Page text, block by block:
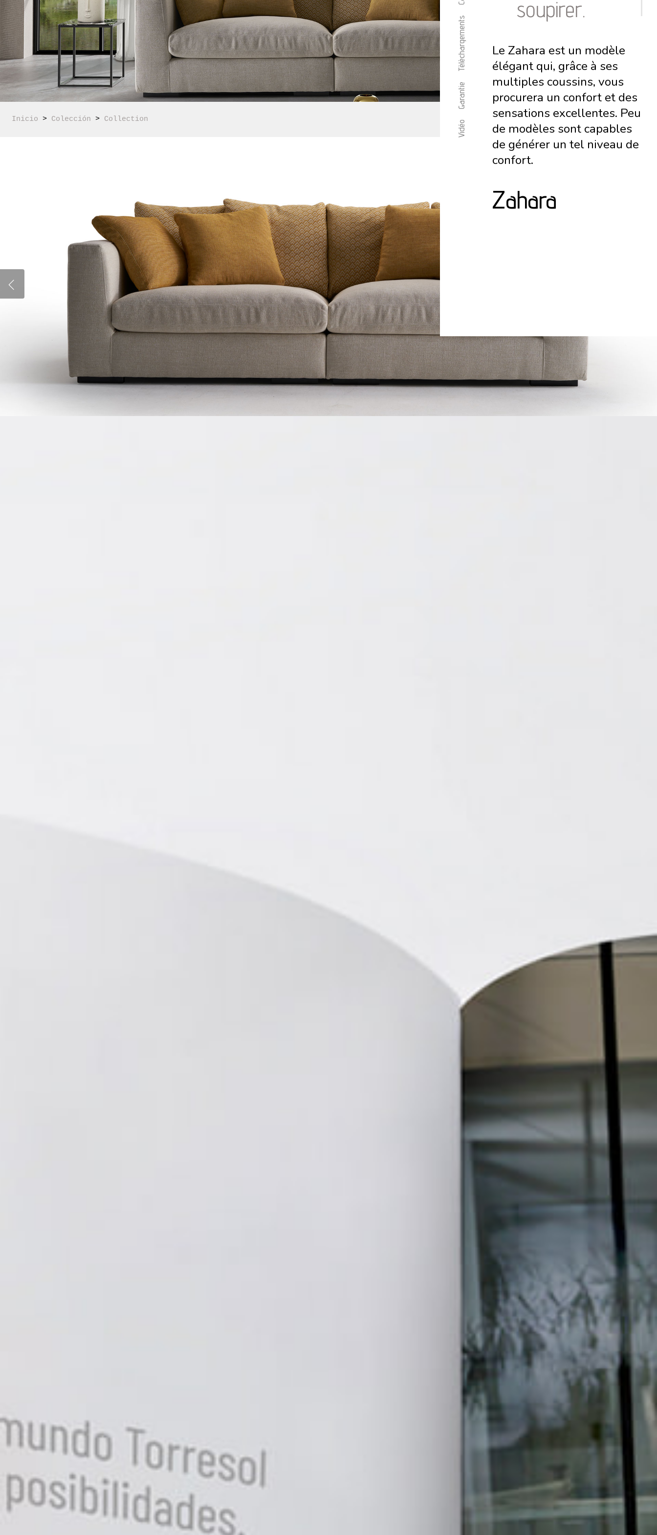
Inicio > Colección > Collection
Tèlèchargements
Garantie
Vidéo
soupirer.
Le Zahara est un modèle
élégant qui, grâce à ses
multiples coussins, vous
procurera un confort et des
sensations excellentes. Peu
de modèles sont capables
de générer un tel niveau de
confort.
Zahara